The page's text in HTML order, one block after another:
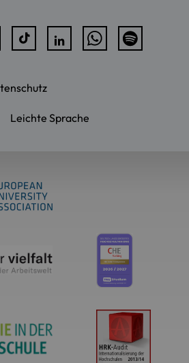
Leichte Sprache